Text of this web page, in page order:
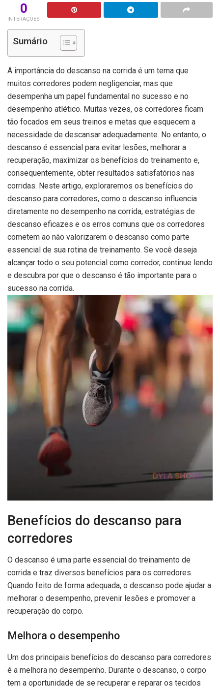
0
INTERAÇÕES
Sumário
A importância do descanso na corrida é um tema que
muitos corredores podem negligenciar, mas que
desempenha um papel fundamental no sucesso e no
desempenho atlético. Muitas vezes, os corredores ficam
tão focados em seus treinos e metas que esquecem a
necessidade de descansar adequadamente. No entanto, o
descanso é essencial para evitar lesões, melhorar a
recuperação, maximizar os benefícios do treinamento e,
consequentemente, obter resultados satisfatórios nas
corridas. Neste artigo, exploraremos os benefícios do
descanso para corredores, como o descanso influencia
diretamente no desempenho na corrida, estratégias de
descanso eficazes e os erros comuns que os corredores
cometem ao não valorizarem o descanso como parte
essencial de sua rotina de treinamento. Se você deseja
alcançar todo o seu potencial como corredor, continue lendo
e descubra por que o descanso é tão importante para o
sucesso na corrida.
Benefícios do descanso para
corredores
O descanso é uma parte essencial do treinamento de
corrida e traz diversos benefícios para os corredores.
Quando feito de forma adequada, o descanso pode ajudar a
melhorar o desempenho, prevenir lesões e promover a
recuperação do corpo.
Melhora o desempenho
Um dos principais benefícios do descanso para corredores
é a melhora no desempenho. Durante o descanso, o corpo
tem a oportunidade de se recuperar e reparar os tecidos